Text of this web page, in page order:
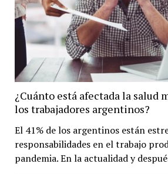
¿Cuánto está afectada la salud
los trabajadores argentinos?
El 41% de los argentinos están
responsabilidades en el trabajo
pandemia. En la actualidad y